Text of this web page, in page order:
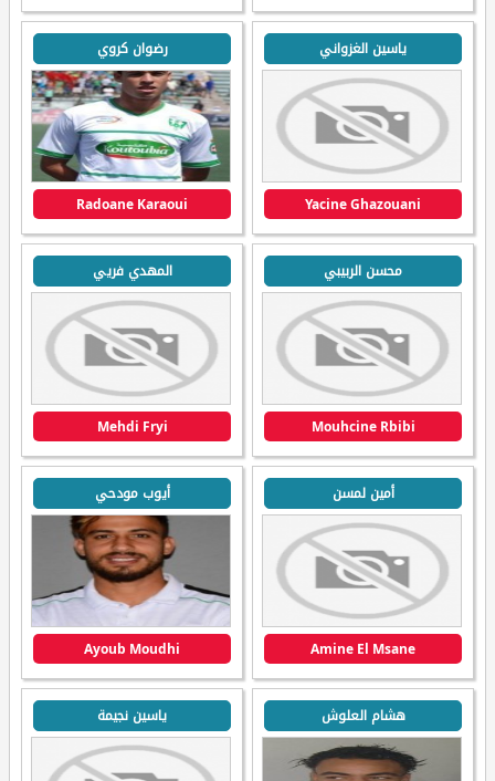
ياسين الغزواني
Yacine Ghazouani
رضوان كروي
Radoane Karaoui
محسن الربيبي
Mouhcine Rbibi
المهدي فريي
Mehdi Fryi
أمين لمسن
Amine El Msane
أيوب مودحي
Ayoub Moudhi
هشام العلوش ياسين نجيمة